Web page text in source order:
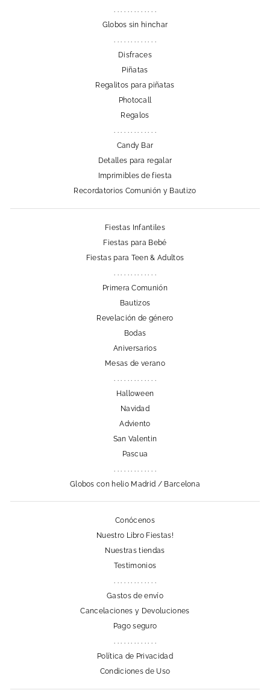
. . . . . . . . . . . . .
Globos sin hinchar
. . . . . . . . . . . . .
Disfraces
Piñatas
Regalitos para piñatas
Photocall
Regalos
. . . . . . . . . . . . .
Candy Bar
Detalles para regalar
Imprimibles de fiesta
Recordatorios Comunión y Bautizo
Fiestas Infantiles
Fiestas para Bebé
Fiestas para Teen & Adultos
. . . . . . . . . . . . .
Primera Comunión
Bautizos
Revelación de género
Bodas
Aniversarios
Mesas de verano
Halloween
Navidad
Adviento
San Valentin
Pascua
Globos con helio Madrid / Barcelona
Conócenos
Nuestro Libro Fiestas!
Nuestras tiendas
Testimonios
. . . . . . . . . . . . .
Gastos de envío
Cancelaciones y Devoluciones
Pago seguro
. . . . . . . . . . . . .
Política de Privacidad
Condiciones de Uso